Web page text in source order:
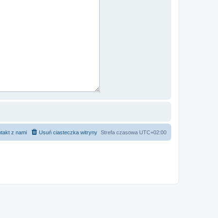
Strefa czasowa UTC+02:00
Usuń ciasteczka witryny
z nami